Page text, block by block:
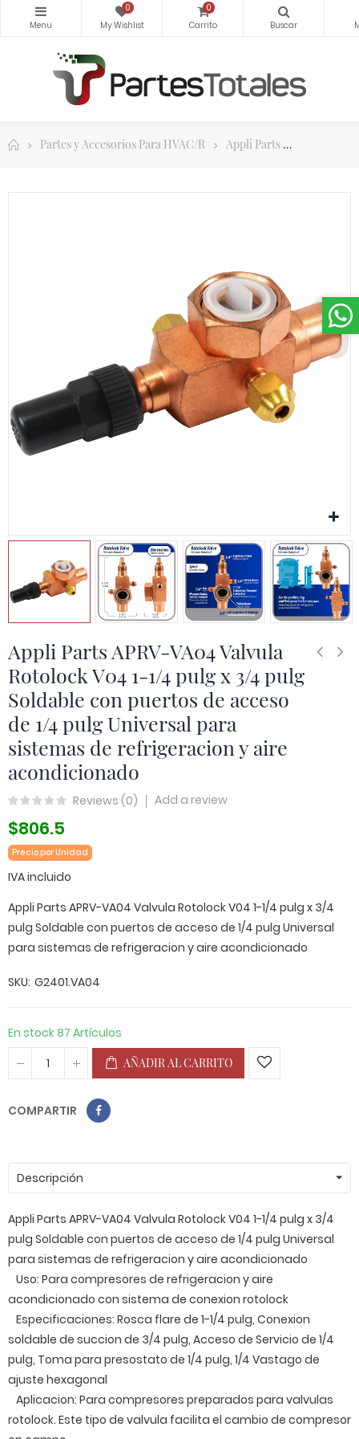
0 0
Partes y Accesorios Para HVAC/R Appli Parts
Appli Parts APRV-VA04 Valvula
Rotolock V04 1-1/4 pulg x 3/4 pulg
Soldable con puertos de acceso
de 1/4 pulg Universal para
sistemas de refrigeracion y aire
acondicionado
Reviews (0) Add a review
$806.5
Precio por Unidad
IVA incluido
Appli Parts APRV-VA04 Valvula Rotolock V04 1-1/4 pulg x 3/4
pulg Soldable con puertos de acceso de 1/4 pulg Universal
para sistemas de refrigeracion y aire acondicionado
SKU G2401.VA04
En stock87 Artículos
AÑADIR AL CARRITO
COMPARTIR
Descripción
Appli Parts APRV-VA04 Valvula Rotolock V04 1-1/4 pulg x 3/4
pulg Soldable con puertos de acceso de 1/4 pulg Universal
para sistemas de refrigeracion y aire acondicionado
Uso: Para compresores de refrigeracion y aire
acondicionado con sistema de conexion rotolock
Especificaciones: Rosca flare de 1-1/4 pulg, Conexion
soldable de succion de 3/4 pulg, Acceso de Servicio de 1/4
pulg, Toma para presostato de 1/4 pulg, 1/4 Vastago de
ajuste hexagonal
Aplicacion: Para compresores preparados para valvulas
rotolock. Este tipo de valvula facilita el cambio de compresor